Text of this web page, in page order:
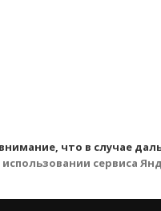
что в случае
сервиса